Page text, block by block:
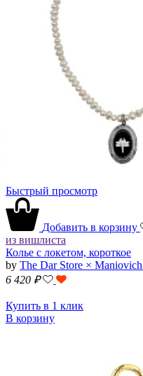
Быстрый просмотр
Добавить в корзину
из вишлиста
Колье с локетом, короткое
by The Dar Store ×
6 420 ₽
Купить в 1 клик
В корзину